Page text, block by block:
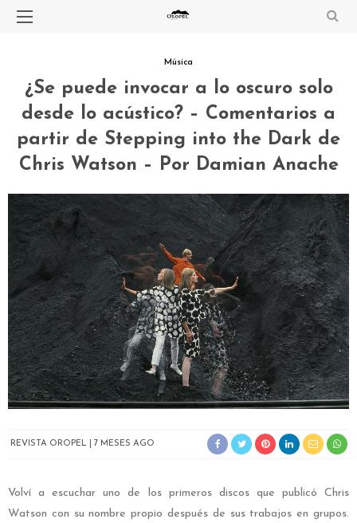
Música
¿Se puede invocar a lo oscuro solo
desde lo acústico? – Comentarios a
partir de Stepping into the Dark de
Chris Watson – Por Damian Anache
REVISTA OROPEL 7 MESES AGO
Volví a escuchar uno de los primeros discos que publicó Chris
Watson con su nombre propio después de sus trabajos en grupos.